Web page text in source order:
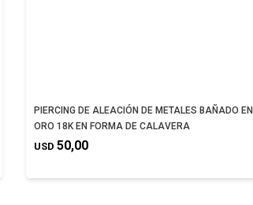
PIERCING DE ALEACIÓN DE METALES BAÑADO EN
ORO 18K EN FORMA DE CALAVERA
USD 50,00